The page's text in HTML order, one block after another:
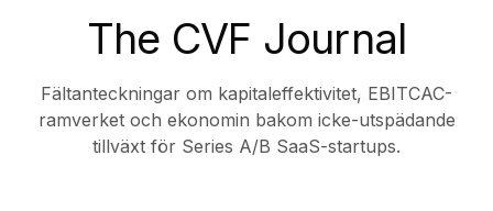
The CVF Journal
Fältanteckningar om kapitaleffektivitet, EBITCAC-
ramverket och ekonomin bakom icke-utspädande
tillväxt för Series A/B SaaS-startups.